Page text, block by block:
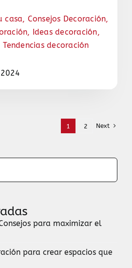
casa, Consejos Decoración,
, Ideas decoración,
Tendencias decoración
1 2 Next
para maximizar el
para crear espacios que